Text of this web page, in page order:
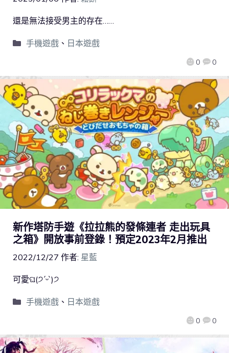
0 0
還是無法接受男主的存在……
手機遊戲、 日本遊戲
新作塔防手遊《拉拉熊的發條連者 走出玩具
之箱》開放事前登錄！預定2023年2月推出
2022/12/27 作者: 星藍
0 0
可愛ଘ(੭ˊᵕˋ)੭
手機遊戲、 日本遊戲